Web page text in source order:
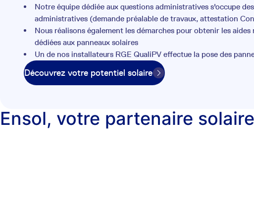
Notre équipe dédiée aux questions administratives s'occupe
administratives (demande préalable de travaux, attestation
Nous réalisons également les démarches pour obtenir les aides
dédiées aux panneaux solaires
Un de nos installateurs RGE QualiPV effectue la pose des
Découvrez votre potentiel solaire
Ensol, votre partenaire